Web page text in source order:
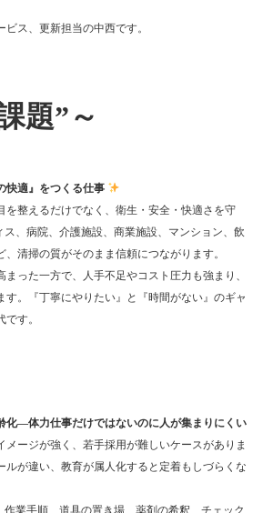
ス、更新担当の中西です。
題”～
快適』をつくる仕事
を整えるだけでなく、衛生・安全・快適さを守
ス、病院、介護施設、商業施設、マンション、飲
清掃の質がそのまま信頼につながります。
った一方で、人手不足やコスト圧力も強まり、
す。『丁寧にやりたい』と『時間がない』のギャ
す。
—体力仕事だけではないのに人が集まりにくい
メージが強く、若手採用が難しいケースがありま
ルが違い、教育が属人化すると定着もしづらくな
作業手順、道具の置き場、薬剤の希釈、チェック